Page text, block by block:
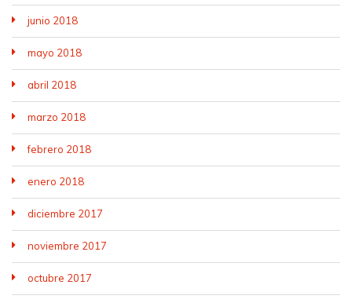
junio 2018
mayo 2018
abril 2018
marzo 2018
febrero 2018
enero 2018
diciembre 2017
noviembre 2017
octubre 2017